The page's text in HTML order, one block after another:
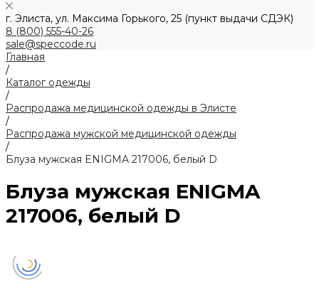
г. Элиста, ул. Максима Горького, 25 (пункт выдачи СДЭК)
8 (800) 555-40-26
sale@speccode.ru
Главная
/
Каталог одежды
/
Распродажа медицинской одежды в Элисте
/
Распродажа мужской медицинской одежды
/
Блуза мужская ENIGMA 217006, белый D
Блуза мужская ENIGMA
217006, белый D